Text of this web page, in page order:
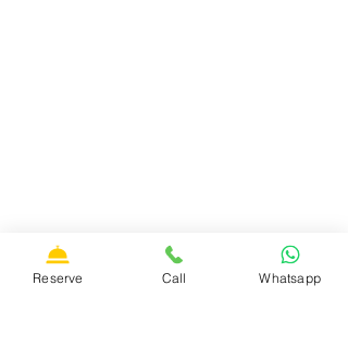
Telefon: +39 3428530373
Reserve Call Whatsapp